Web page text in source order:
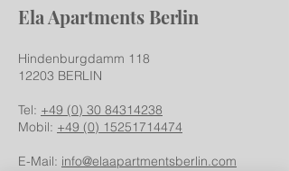
Ela Apartments Berlin
Hindenburgdamm 118
12203 BERLIN
Tel: +49 (0) 30 84314238
Mobil: +49 (0) 15251714474
E-Mail: info@elaapartmentsberlin.com